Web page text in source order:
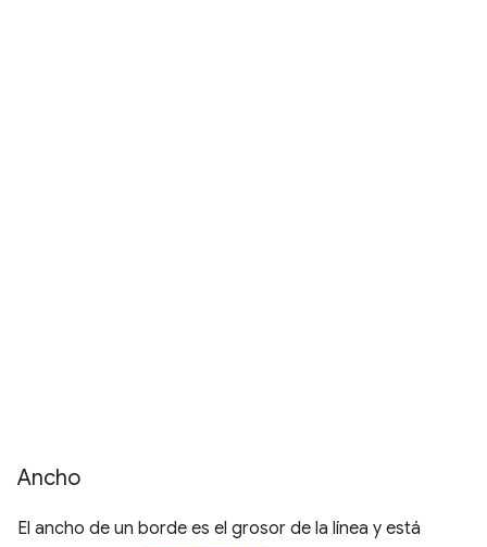
Ancho
El ancho de un borde es el grosor de la línea y está